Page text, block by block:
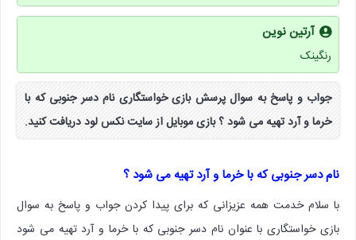
آرتین نوین
رنگینک
جواب و پاسخ به سوال پرسش بازی خواستگاری نام دسر جنوبی که با
خرما و آرد تهیه می شود ؟ بازی موبایل از سایت نکس لود دریافت کنید.
نام دسر جنوبی که با خرما و آرد تهیه می شود ؟
با سلام خدمت همه عزیزانی که برای پیدا کردن جواب و پاسخ به سوال
بازی خواستگاری با عنوان نام دسر جنوبی که با خرما و آرد تهیه می شود